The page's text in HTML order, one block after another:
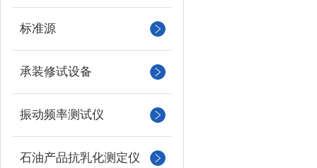
标准源
承装修试设备
振动频率测试仪
石油产品抗乳化测定仪